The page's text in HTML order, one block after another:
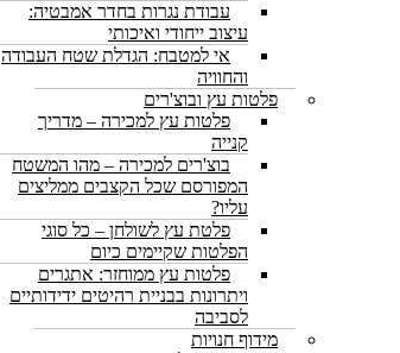
עבודת נגרות בחדר אמבטיה:
עיצוב ייחודי ואיכותי
אי למטבח: הגדלת שטח העבודה
והחוויה
פלטות עץ ובוצ'רים
פלטות עץ למכירה – מדריך
קנייה
בוצ'רים למכירה – מהו המשטח
המפורסם שכל הקצבים ממליצים
עליו?
פלטת עץ לשולחן – כל סוגי
הפלטות שקיימים כיום
פלטות עץ ממוחזר: אתגרים
ויתרונות בבניית רהיטים ידידותיים
לסביבה
מידוף חנויות